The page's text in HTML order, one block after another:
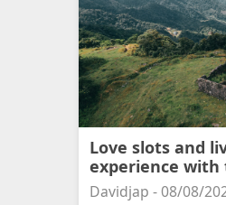
Love slots and
experience with
Davidjap - 08/08/